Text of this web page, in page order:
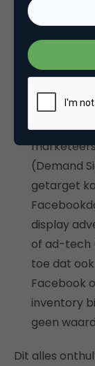
Sluiting
Atlas is de
Facebook
reguliere
(Demand
getarget
display
of ad-tech
toe dat
Facebook
inventory
geen
Dit alles